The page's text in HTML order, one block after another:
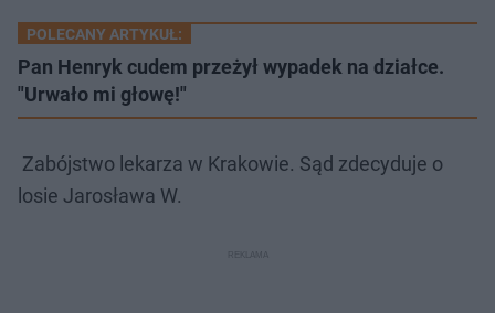
POLECANY ARTYKUŁ:
Pan Henryk cudem przeżył wypadek na działce.
"Urwało mi głowę!"
Zabójstwo lekarza w Krakowie. Sąd zdecyduje o
losie Jarosława W.